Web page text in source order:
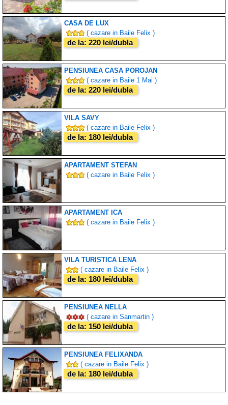
CASA DE LUX
( cazare in Baile Felix )
de la: 220 lei/dubla
PENSIUNEA CASA POROJAN
( cazare in Baile 1 Mai )
de la: 220 lei/dubla
VILA SAVY
( cazare in Baile Felix )
de la: 180 lei/dubla
APARTAMENT STEFAN
( cazare in Baile Felix )
APARTAMENT ICA
( cazare in Baile Felix )
VILA TURISTICA LENA
( cazare in Baile Felix )
de la: 180 lei/dubla
PENSIUNEA NELLA
( cazare in Sanmartin )
de la: 150 lei/dubla
PENSIUNEA FELIXANDA
( cazare in Baile Felix )
de la: 180 lei/dubla